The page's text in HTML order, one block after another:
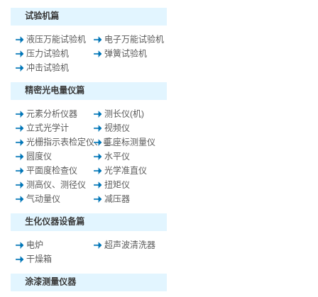
试验机篇
液压万能试验机
电子万能试验机
压力试验机
弹簧试验机
冲击试验机
精密光电量仪篇
元素分析仪器
测长仪(机)
立式光学计
视频仪
光栅指示表检定仪、垂..三座标测量仪
圆度仪
水平仪
平面度检查仪
光学准直仪
测高仪、测径仪
扭矩仪
气动量仪
减压器
生化仪器设备篇
电炉
超声波清洗器
干燥箱
涂漆测量仪器